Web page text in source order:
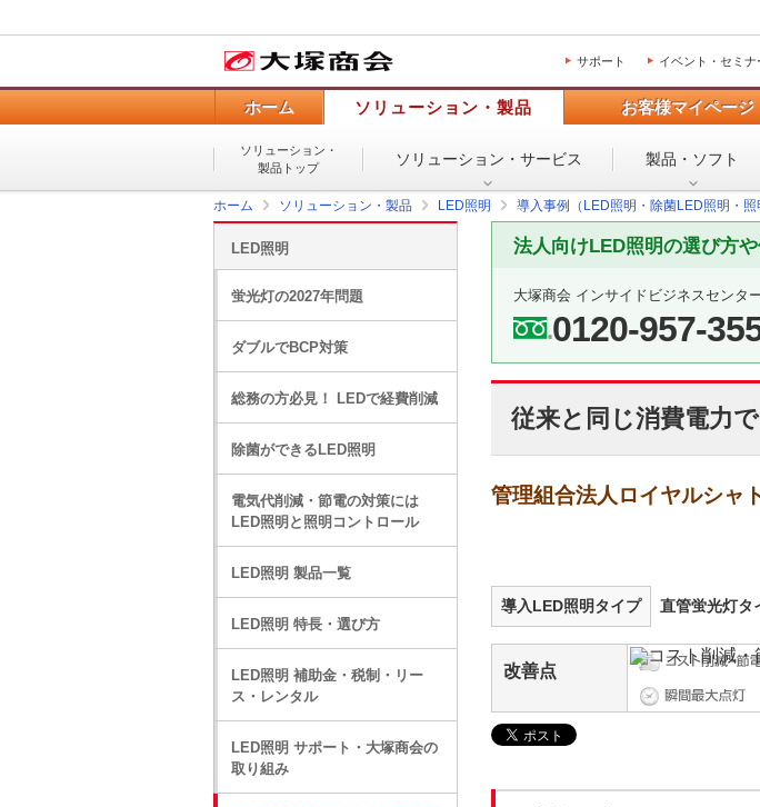
サポート イベント・セミナ
ホーム ソリューション・製品 お客様マイページ
ソリューション・
製品トップ
ソリューション・ サービス 製品・ソフト
ホーム ソリューション・製品 LED照明 導入事例（LED照明・除菌LED照明・照
法人向けLED照明の選び方
大塚商会 インサイドビジネスセンタ
0120-957-
従来と同じ消費電力
管理組合法人ロイヤルシャ
導入LED照明タイプ 直管蛍光灯タ
改善点
LED照明
蛍光灯の2027年問題
ダブルでBCP対策
総務の方必見！ LEDで経費削減
除菌ができるLED照明
電気代削減・節電の対策には
LED照明と照明コントロール
LED照明 製品一覧
LED照明 特長・選び方
LED照明 補助金・税制・リー
ス・レンタル
LED照明 サポート・大塚商会の
取り組み